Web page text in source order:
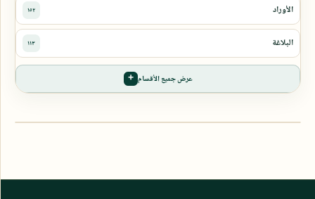
عرض جميع الأقسام